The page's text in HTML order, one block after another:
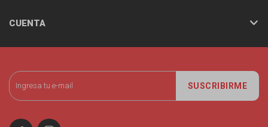
SUSCRIBIRME
CUENTA